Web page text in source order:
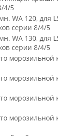
4/5
WA 120, для
серии 8/4/5
WA 130, для
серии 8/4/5
морозильной
морозильной
морозильной
морозильной